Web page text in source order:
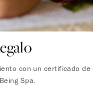
con un certificado de
Spa.